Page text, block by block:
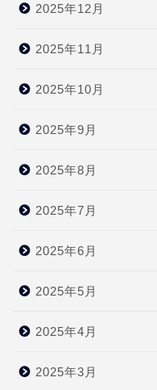
2025年12月
2025年11月
2025年10月
2025年9月
2025年8月
2025年7月
2025年6月
2025年5月
2025年4月
2025年3月